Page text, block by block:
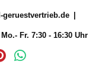
geruestvertrieb.de
Mo.- Fr. 7:30 - 16:30 Uhr